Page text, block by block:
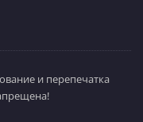
и перепечатка